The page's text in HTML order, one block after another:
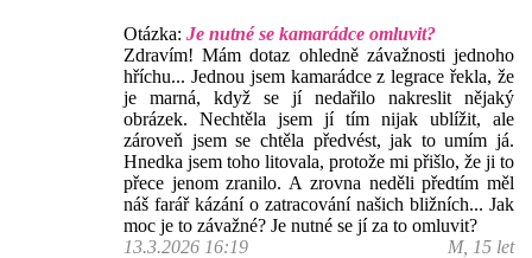
Otázka: Je nutné se kamarádce omluvit?
Zdravím! Mám dotaz ohledně závažnosti jednoho
hříchu... Jednou jsem kamarádce z legrace řekla, že
je marná, když se jí nedařilo nakreslit nějaký
obrázek. Nechtěla jsem jí tím nijak ublížit, ale
zároveň jsem se chtěla předvést, jak to umím já.
Hnedka jsem toho litovala, protože mi přišlo, že ji to
přece jenom zranilo. A zrovna neděli předtím měl
náš farář kázání o zatracování našich bližních... Jak
moc je to závažné? Je nutné se jí za to omluvit?
13.3.2026 16:19
M, 15 let